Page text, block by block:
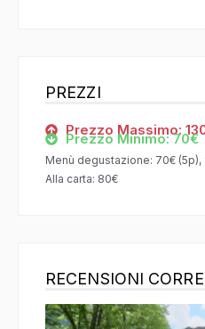
PREZZI
Prezzo Massimo:
Prezzo Minimo: 70€
Menù degustazione: 70€ (5p),
Alla carta: 80€
RECENSIONI